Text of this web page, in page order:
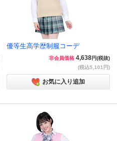
優等生高学歴制服コーデ
非会員価格 4,638円(税抜)
(税込5,101円)
お気に入り追加